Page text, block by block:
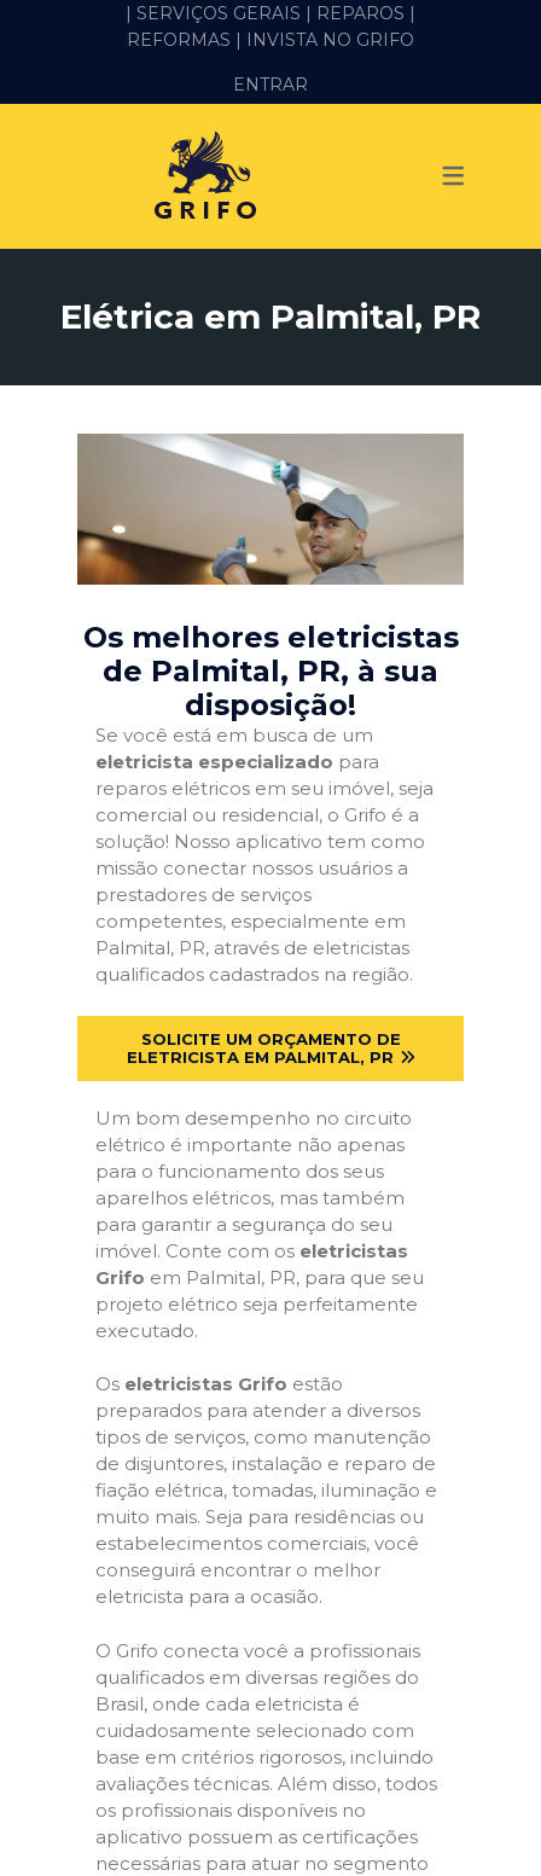
ALVENARIA E PEDREIRO
IMPERMEABILIZAÇÃO
REFORMA
| SERVIÇOS GERAIS | REPAROS |
REFORMAS | INVISTA NO GRIFO
ENTRAR
Elétrica em Palmital, PR
Os melhores eletricistas
de Palmital, PR, à sua
disposição!
Se você está em busca de um
eletricista especializado para
reparos elétricos em seu imóvel, seja
comercial ou residencial, o Grifo é a
solução! Nosso aplicativo tem como
missão conectar nossos usuários a
prestadores de serviços
competentes, especialmente em
Palmital, PR, através de eletricistas
qualificados cadastrados na região.
SOLICITE UM ORÇAMENTO DE
ELETRICISTA EM PALMITAL, PR
Um bom desempenho no circuito
elétrico é importante não apenas
para o funcionamento dos seus
aparelhos elétricos, mas também
para garantir a segurança do seu
imóvel. Conte com os eletricistas
Grifo em Palmital, PR, para que seu
projeto elétrico seja perfeitamente
executado.
Os eletricistas Grifo estão
preparados para atender a diversos
tipos de serviços, como manutenção
de disjuntores, instalação e reparo de
fiação elétrica, tomadas, iluminação e
muito mais. Seja para residências ou
estabelecimentos comerciais, você
conseguirá encontrar o melhor
eletricista para a ocasião.
O Grifo conecta você a profissionais
qualificados em diversas regiões do
Brasil, onde cada eletricista é
cuidadosamente selecionado com
base em critérios rigorosos, incluindo
avaliações técnicas. Além disso, todos
os profissionais disponíveis no
aplicativo possuem as certificações
necessárias para atuar no segmento